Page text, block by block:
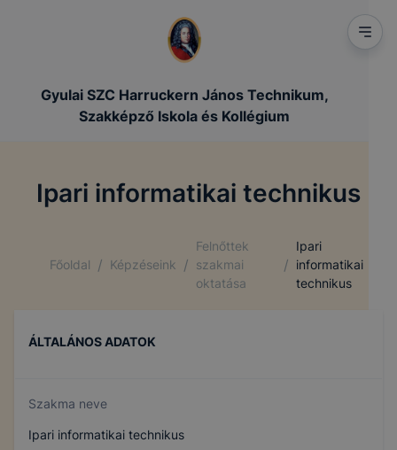
Gyulai SZC Harruckern János Technikum,
Szakképző Iskola és Kollégium
Ipari informatikai technikus
Főoldal / Képzéseink /
Felnőttek
szakmai
oktatása
/
Ipari
informatikai
technikus
ÁLTALÁNOS ADATOK
Szakma neve
Ipari informatikai technikus